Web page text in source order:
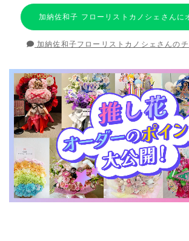
加納佐和子 フローリストカノシェさんに
加納佐和子フローリストカノシェさんの